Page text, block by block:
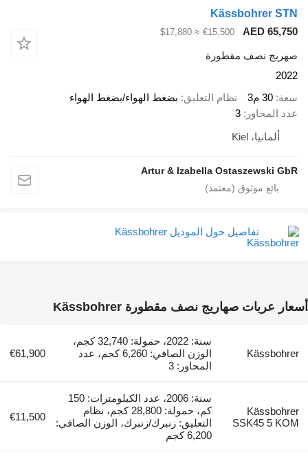
Kässbohrer STN
AED 65,750
€15,500
≈ $17,880
صهريج نصف مقطورة
2022
سعة 30 م3 نظام التعليق بضغط الهواء/بضغط الهواء
عدد المحاور
3
ألمانيا، Kiel
Artur & Izabella Ostaszewski GbR
تفاصيل حول الموديل Kässbohrer
أسعار عربات صهاريج نصف مقطورة Kässbohrer
Kässbohrer
سنة: 2022، حمولة: 32,740 كجم،
الوزن الصافي: 6,260 كجم، عدد
المحاور: 3
€61,900
Kässbohrer
SSK45 5 KOM
سنة: 2006، عدد الكيلومترات: 150
كم، حمولة: 28,800 كجم، نظام
التعليق: زنبرك/زنبرك، الوزن الصافي:
6,200 كجم
€11,500